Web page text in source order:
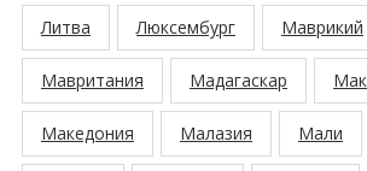
Литва Люксембург Маврикий
Мавритания Мадагаскар
Македония Малазия Мали